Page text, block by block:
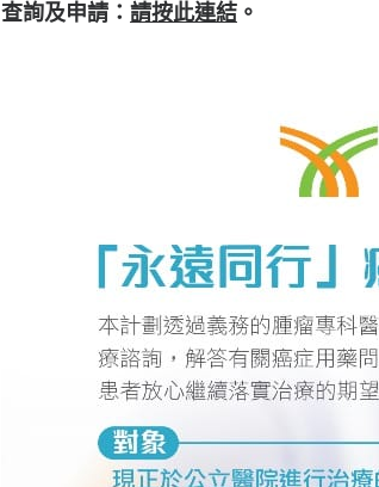
查詢及申請： 請按此連結 。